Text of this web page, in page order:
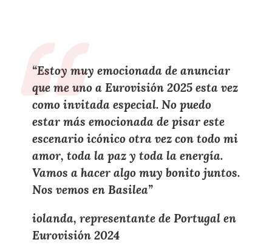
“Estoy muy emocionadade anunciar
que me uno a Eurovisión 2025esta vez
como invitada especial. No puedo
estar más emocionadade pisar este
escenario icónicootra vez con todo mi
amor, toda la paz y toda la energía.
Vamos a hacer algo muy bonito juntos.
Nos vemos en Basilea”
iolanda, representante de Portugal en
Eurovisión 2024